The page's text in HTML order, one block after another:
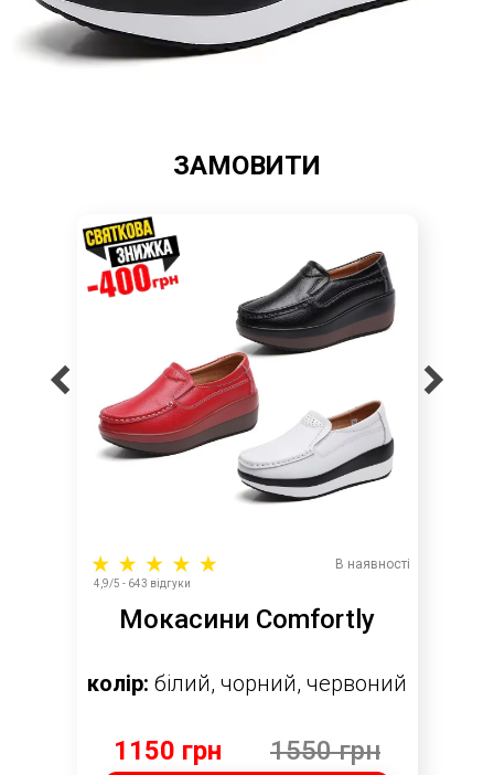
ЗАМОВИТИ
В наявності
4,9/5 - 643 відгуки
Мокасини Comfortly
колір: білий, чорний, червоний
1150 грн 1550 грн